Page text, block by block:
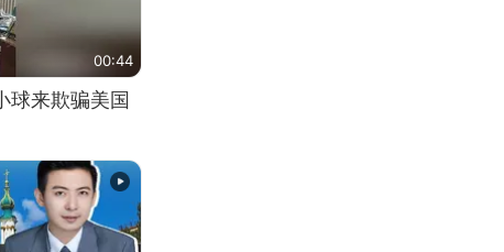
00:44
球来欺骗美国